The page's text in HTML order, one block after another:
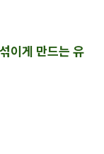
이게 만드는 유